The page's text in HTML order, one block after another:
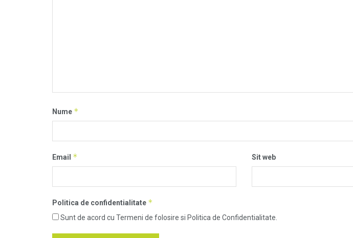
Nume *
Email * Sit web
Politica de confidentialitate *
Sunt de acord cu Termeni de folosire si Politica de Confidentialitate.